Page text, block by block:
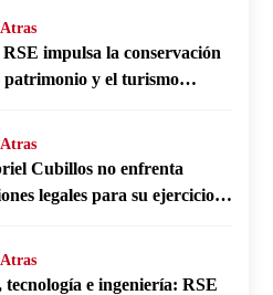
impulsa la conservación
patrimonio y el turismo
Cubillos no enfrenta
legales para su ejercicio,
tecnología e ingeniería: RSE